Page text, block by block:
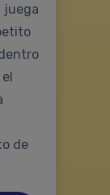
juega
de